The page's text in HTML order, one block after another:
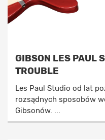
GIBSON LES PAUL
TROUBLE
Les Paul Studio od lat
rozsądnych sposobów
Gibsonów. ...